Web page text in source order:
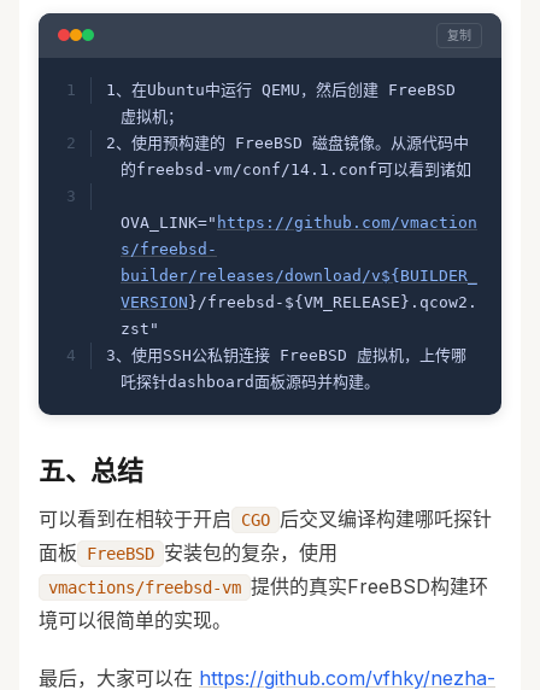
复制
1、在Ubuntu中运行 QEMU，然后创建 FreeBSD
虚拟机；
2、使用预构建的 FreeBSD 磁盘镜像。从源代码中
的freebsd-vm/conf/14.1.conf可以看到诸如
OVA_LINK=" https://github.com/vmaction
s/freebsd-
builder/releases/download/v${BUILDER_
VERSION}/freebsd-${VM_RELEASE}.qcow2.
zst"
3、使用SSH公私钥连接 FreeBSD 虚拟机，上传哪
吒探针dashboard面板源码并构建。
五、总结
可以看到在相较于开启 CGO 后交叉编译构建哪吒探针
面板
FreeBSD 安装包的复杂，使用
vmactions/freebsd-vm 提供的真实FreeBSD构建环
境可以很简单的实现。
最后，大家可以在 https://github.com/vfhky/nezha-